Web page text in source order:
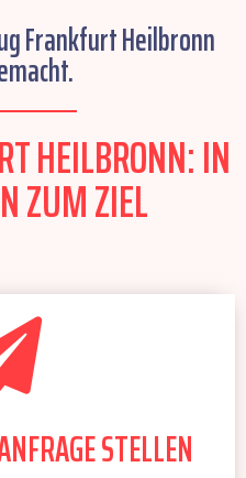
Frankfurt Heilbronn
HEILBRONN: IN
ZUM ZIEL
STELLEN